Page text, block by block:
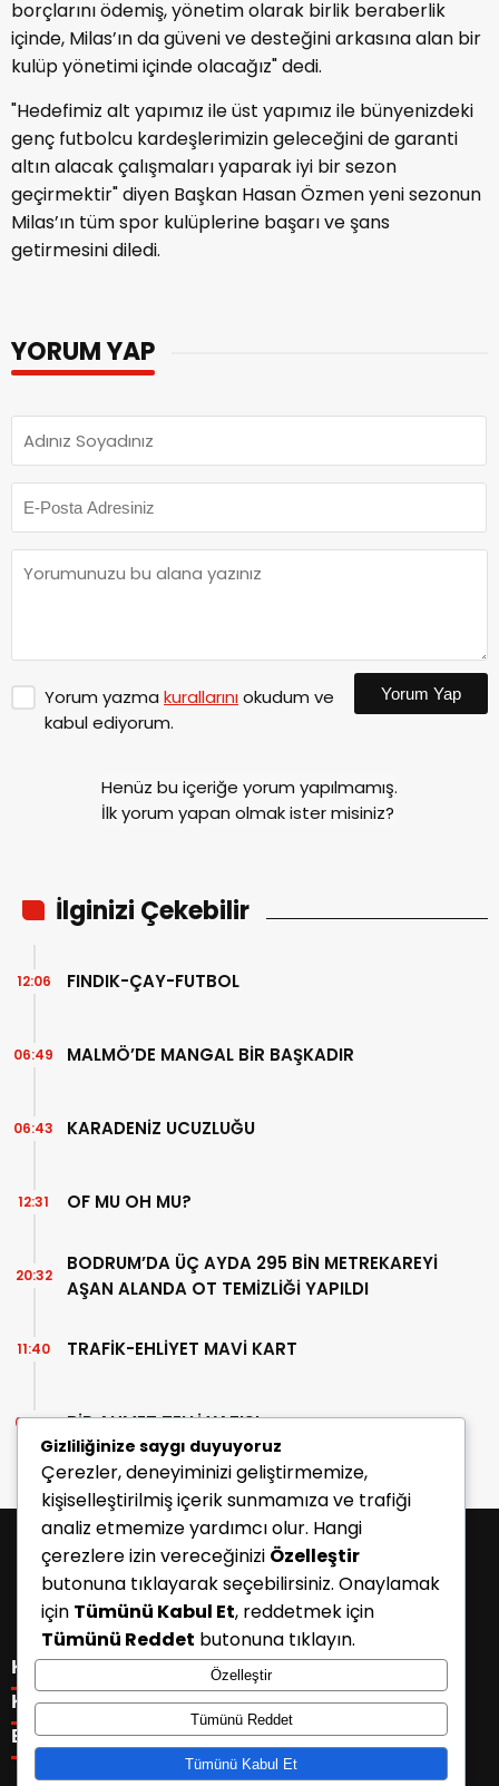
borçlarını ödemiş, yönetim olarak birlik beraberlik
içinde, Milas’ın da güveni ve desteğini arkasına alan bir
kulüp yönetimi içinde olacağız" dedi.
"Hedefimiz alt yapımız ile üst yapımız ile bünyenizdeki
genç futbolcu kardeşlerimizin geleceğini de garanti
altın alacak çalışmaları yaparak iyi bir sezon
geçirmektir" diyen Başkan Hasan Özmen yeni sezonun
Milas’ın tüm spor kulüplerine başarı ve şans
getirmesini diledi.
YORUM YAP
Yorum yazma kurallarınıokudum ve
kabul ediyorum.
Yorum Yap
Henüz bu içeriğe yorum yapılmamış.
İlk yorum yapan olmak ister misiniz?
İlginizi Çekebilir
FINDIK-ÇAY-FUTBOL
12:06
MALMÖ’DE MANGAL BİR BAŞKADIR
06:49
KARADENİZ UCUZLUĞU
06:43
OF MU OH MU?
12:31
BODRUM’DA ÜÇ AYDA 295 BİN METREKAREYİ
AŞAN ALANDA OT TEMİZLİĞİ YAPILDI
20:32
TRAFİK-EHLİYET MAVİ KART
11:40
BİR AHMET TELLİ YAZISI
07:30
KATEGORİLER
Menü seçimi yapın. WP-ADMIN → Görünüm → Menüler
sayfasından menü eşleştirmesi yapınız.
KISAYOLLAR
Menü seçimi yapın. WP-ADMIN → Görünüm → Menüler
sayfasından menü eşleştirmesi yapınız.
E-BÜLTEN
Gizliliğinize saygı duyuyoruz
Çerezler, deneyiminizi geliştirmemize,
kişiselleştirilmiş içerik sunmamıza ve trafiği
analiz etmemize yardımcı olur. Hangi
çerezlere izin vereceğinizi Özelleştir
butonuna tıklayarak seçebilirsiniz. Onaylamak
için Tümünü Kabul Et, reddetmek için
Tümünü Reddet butonuna tıklayın.
Özelleştir
Tümünü Reddet
Tümünü Kabul Et